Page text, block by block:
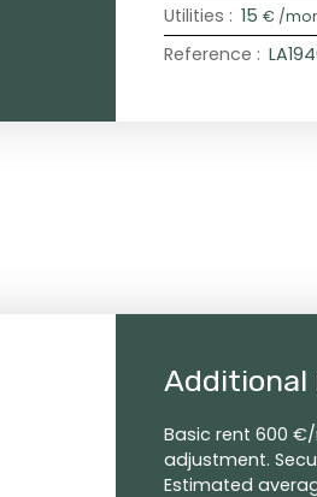
Utilities : 15 € /
Reference :
Basic rent 600
adjustment.
Estimated